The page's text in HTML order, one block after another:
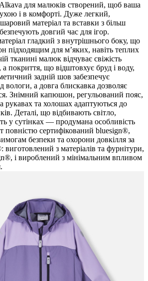
для малюків створений, щоб ваша
і в комфорті. Дуже легкий,
матеріал та вставки з більш
довгий час для ігор.
гладкий з внутрішнього боку, що
підходящим для м’яких, навіть теплих
тканині малюк відчуває свіжість
покриття, що відштовхує бруд і воду,
задній шов забезпечує
вологи, а довга блискавка дозволяє
Знімний капюшон, регульований пояс,
рукавах та холошах адаптуються до
Деталі, що відбивають світло,
у сутінках — продумана особливість
повністю сертифікований bluesign®,
безпеки та охорони довкілля за
з матеріалів та фурнітури,
і вироблений з мінімальним впливом